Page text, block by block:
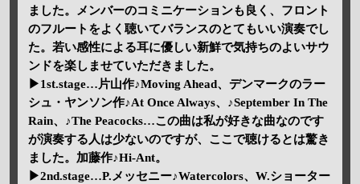
ました。メンバーのコミニケーションも良く、フロント
のフルートをよく聴いてバランスのとてもいい演奏でし
た。若い感性による耳に優しい新鮮で気持ちのよいサウ
ンドを楽しませていただきました。
▶1st.stage…片山作♪Moving Ahead、デンマークのラー
シュ・ヤンソン作♪At Once Always、♪September In The
Rain、♪The Peacocks…この曲は私が好きな曲なのです
が演奏する人は少ないのですが、ここで聴けるとは驚き
ました。加藤作♪Hi-Ant。
▶2nd.stage…P.メッセニー♪Watercolors、W.ショーター